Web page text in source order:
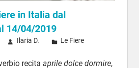
in Italia dal
14/04/2019
Ilaria D. Le Fiere
recita aprile dolce dormire,